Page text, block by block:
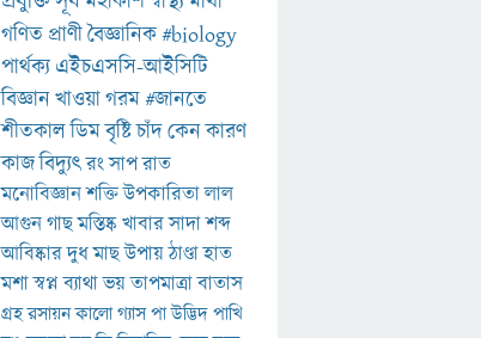
গণিত প্রাণীবৈজ্ঞানিক#biology
পার্থক্য এইচএসসি-আইসিটি
বিজ্ঞানখাওয়াগরম#জানতে
শীতকালডিমবৃষ্টিচাঁদকেনকারণ
কাজবিদ্যুৎরংসাপরাত
মনোবিজ্ঞানশক্তিউপকারিতালাল
আগুনগাছমস্তিষ্কখাবারসাদাশব্দ
আবিষ্কারদুধমাছউপায়ঠাণ্ডাহাত
মশাস্বপ্নব্যাথাভয়তাপমাত্রাবাতাস
গ্রহরসায়নকালোগ্যাসপাউদ্ভিদপাখি